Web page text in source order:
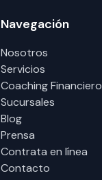
Navegación
Nosotros
Servicios
Coaching Financiero
Sucursales
Blog
Prensa
Contrata en línea
Contacto